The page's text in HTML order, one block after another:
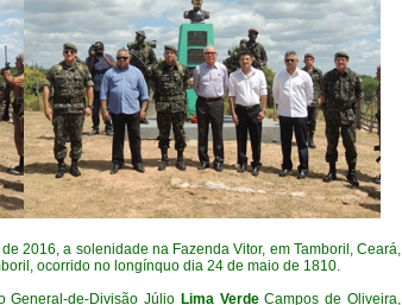
2016, a solenidade na Fazenda Vitor, em Tamboril, Ceará,
ocorrido no longínquo dia 24 de maio de 1810.
General-de-Divisão Júlio Lima VerdeCampos de Oliveira,